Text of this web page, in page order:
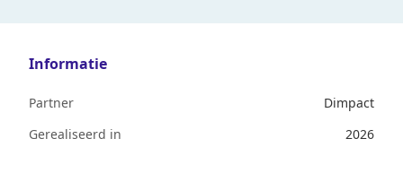
Informatie
Partner
Dimpact
Gerealiseerd in
2026